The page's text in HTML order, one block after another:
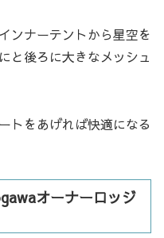
ンナーテントから星空を
と後ろに大きなメッシュ
トをあげれば快適になる
オーナーロッジ